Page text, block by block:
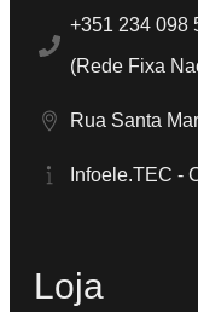
+351 234 098
(Rede Fixa
Rua Santa
Infoele.TEC -
Loja